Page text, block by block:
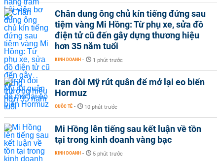
Chân dung ông chủ kín tiếng đứng sau
tiệm vàng Mi Hồng: Từ phụ xe, sửa đồ
điện tử cũ đến gây dựng thương hiệu
hơn 35 năm tuổi
KINH DOANH - 1 phút trước
Iran đòi Mỹ rút quân để mở lại eo biển
Hormuz
QUỐC TẾ - 10 phút trước
Mi Hồng lên tiếng sau kết luận về tồn
tại trong kinh doanh vàng bạc
KINH DOANH - 5 phút trước